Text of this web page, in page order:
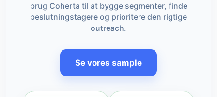
brug Coherta til at bygge segmenter, finde
beslutningstagere og prioritere den rigtige
outreach.
Se vores sample